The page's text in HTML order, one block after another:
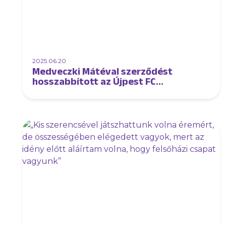
2025.06.20
Medveczki Mátéval szerződést
hosszabbított az Újpest FC